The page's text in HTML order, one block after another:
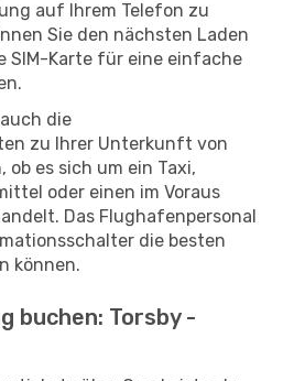
auf Ihrem Telefon zu
Sie den nächsten Laden
SIM-Karte für eine einfache
die
zu Ihrer Unterkunft von
es sich um ein Taxi,
oder einen im Voraus
Das Flughafenpersonal
die besten
können.
buchen: Torsby -